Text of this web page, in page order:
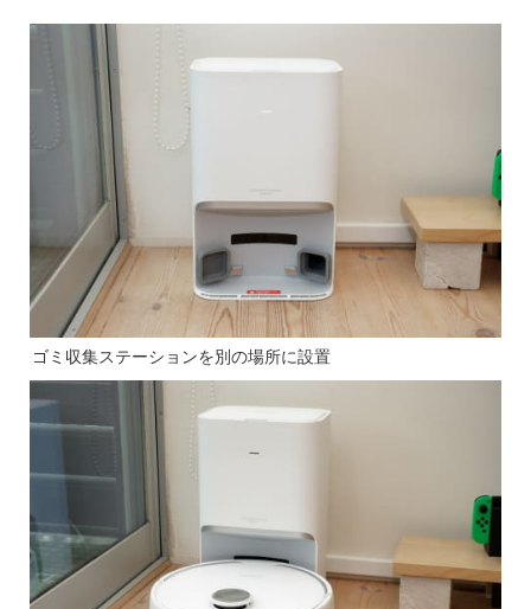
ゴミ収集ステーションを別の場所に設置